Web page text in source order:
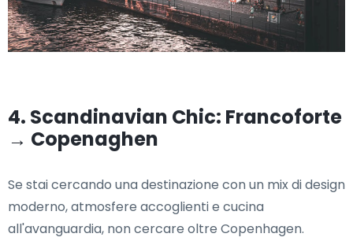
4. Scandinavian Chic: Francoforte
→ Copenaghen
Se stai cercando una destinazione con un mix di design
moderno, atmosfere accoglienti e cucina
all'avanguardia, non cercare oltre Copenhagen.